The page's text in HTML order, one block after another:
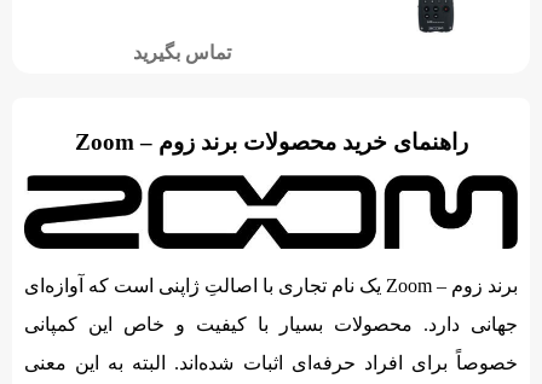
تماس بگیرید
راهنمای خرید محصولات برند زوم – Zoom
برند زوم – Zoom یک نام تجاری با اصالتِ ژاپنی است که آوازه‌ای
جهانی دارد. محصولات بسیار با کیفیت و خاص این کمپانی
خصوصاً برای افراد حرفه‌ای اثبات شده‌اند. البته به این معنی